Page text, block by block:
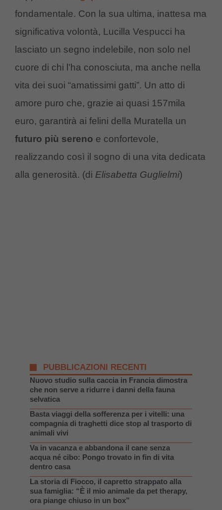
fondamentale. Con la sua ultima, inattesa ma
significativa volontà, Lucilla Vespucci ha
lasciato un segno indelebile, non solo nel
cuore di chi l’ha conosciuta, ma anche nella
vita dei suoi “amatissimi gatti”. Un atto di
amore puro che, grazie ai quasi 157mila
euro, garantirà ai felini della Muratella un
futuro più sereno e confortevole,
realizzando così il sogno di una vita dedicata
alla generosità. (di Elisabetta Guglielmi)
PUBBLICAZIONI RECENTI
Nuovo studio sulla caccia in Francia dimostra
che non serve a ridurre i danni della fauna
selvatica
Basta viaggi della sofferenza per i vitelli: una
compagnia di traghetti dice stop al trasporto di
animali vivi
Va in vacanza e abbandona il cane senza
acqua né cibo: Pongo trovato in fin di vita
dentro casa
La storia di Fiocco, il capretto strappato alla
sua famiglia: “È il mio animale da pet therapy,
ora piange chiuso in un box”